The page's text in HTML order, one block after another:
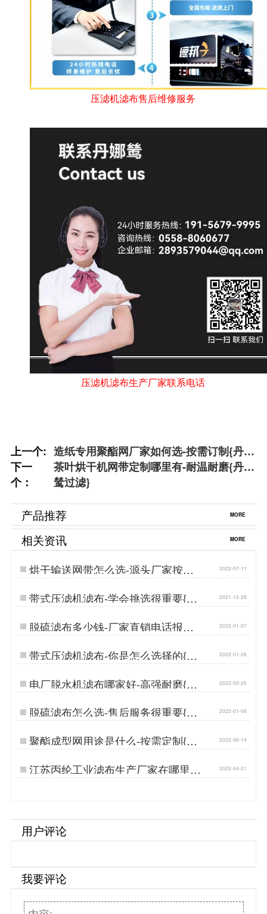
压滤机滤布售后维修服务
压滤机滤布生产厂家联系电话
上一个: 造纸专用聚酯网厂家如何选-按需订制{丹娜
鸶过滤}
下一
个：
茶叶烘干机网带定制哪里有-耐温耐磨{丹娜
鸶过滤}
产品推荐 MORE
相关资讯 MORE
烘干输送网带怎么选-源头厂家按需
定制[丹娜鸶]…
2022-07-11
带式压滤机滤布-学会挑选很重要{丹
娜鸶过滤}…
2021-12-29
脱硫滤布多少钱-厂家直销电话报价
{丹娜鸶过滤}…
2022-01-07
带式压滤机滤布-你是怎么选择的{丹
娜鸶过滤}…
2022-01-26
电厂脱水机滤布哪家好-高强耐磨{丹
娜鸶过滤}…
2022-05-25
脱硫滤布怎么选-售后服务很重要{丹
娜鸶过滤}…
2022-01-06
聚酯成型网用途是什么-按需定制{丹
娜鸶过滤}…
2022-06-14
江苏丙纶工业滤布生产厂家在哪里-
耐酸碱{丹娜鸶过滤}…
2022-04-21
用户评论
我要评论